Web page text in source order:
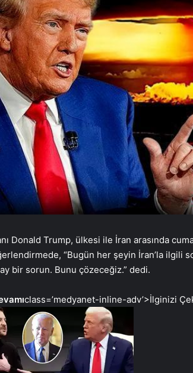
Donald Trump, ülkesi ile İran arasında
“Bugün her şeyin İran’la ilgili
bir sorun. Bunu çözeceğiz.” dedi.
class=’medyanet-inline-adv’>İlginizi